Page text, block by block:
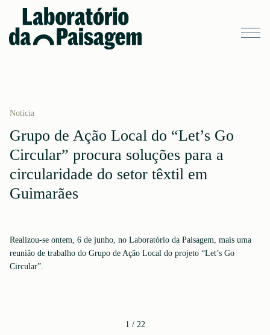
Notícia
Grupo de Ação Local do “Let’s Go
Circular” procura soluções para a
circularidade do setor têxtil em
Guimarães
Realizou-se ontem, 6 de junho, no Laboratório da Paisagem, mais uma
reunião de trabalho do Grupo de Ação Local do projeto “Let’s Go
Circular”.
1 / 22